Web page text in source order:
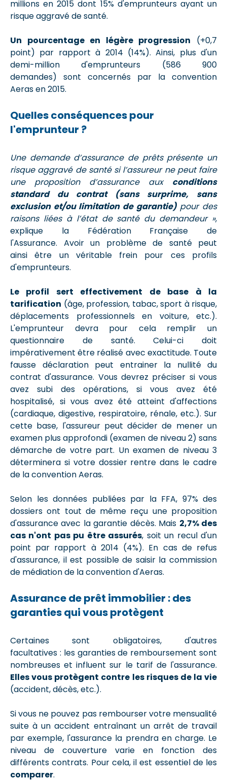
millions en 2015 dont 15% d'emprunteurs ayant un
risque aggravé de santé.
Un pourcentage en légère progression (+0,7
point) par rapport à 2014 (14%). Ainsi, plus d'un
demi-million d'emprunteurs (586 900
demandes) sont concernés par la convention
Aeras en 2015.
Quelles conséquences pour
l'emprunteur ?
Une demande d’assurance de prêts présente un
risque aggravé de santé si l’assureur ne peut faire
une proposition d’assurance aux conditions
standard du contrat (sans surprime, sans
exclusion et/ou limitation de garantie)pour des
raisons liées à l’état de santé du demandeur »,
explique la Fédération Française de
l'Assurance. Avoir un problème de santé peut
ainsi être un véritable frein pour ces profils
d'emprunteurs.
Le profil sert effectivement de base à la
tarification (âge, profession, tabac, sport à risque,
déplacements professionnels en voiture, etc.).
L'emprunteur devra pour cela remplir un
questionnaire de santé. Celui-ci doit
impérativement être réalisé avec exactitude. Toute
fausse déclaration peut entrainer la nullité du
contrat d'assurance. Vous devrez préciser si vous
avez subi des opérations, si vous avez été
hospitalisé, si vous avez été atteint d'affections
(cardiaque, digestive, respiratoire, rénale, etc.). Sur
cette base, l'assureur peut décider de mener un
examen plus approfondi (examen de niveau 2) sans
démarche de votre part. Un examen de niveau 3
déterminera si votre dossier rentre dans le cadre
de la convention Aeras.
Selon les données publiées par la FFA, 97% des
dossiers ont tout de même reçu une proposition
d'assurance avec la garantie décès. Mais 2,7% des
cas n'ont pas pu être assurés, soit un recul d'un
point par rapport à 2014 (4%). En cas de refus
d'assurance, il est possible de saisir la commission
de médiation de la convention d'Aeras.
Assurance de prêt immobilier : des
garanties qui vous protègent
Certaines sont obligatoires, d'autres
facultatives : les garanties de remboursement sont
nombreuses et influent sur le tarif de l'assurance.
Elles vous protègent contre les risques de la vie
(accident, décès, etc.).
Si vous ne pouvez pas rembourser votre mensualité
suite à un accident entraînant un arrêt de travail
par exemple, l'assurance la prendra en charge. Le
niveau de couverture varie en fonction des
différents contrats. Pour cela, il est essentiel de les
comparer.